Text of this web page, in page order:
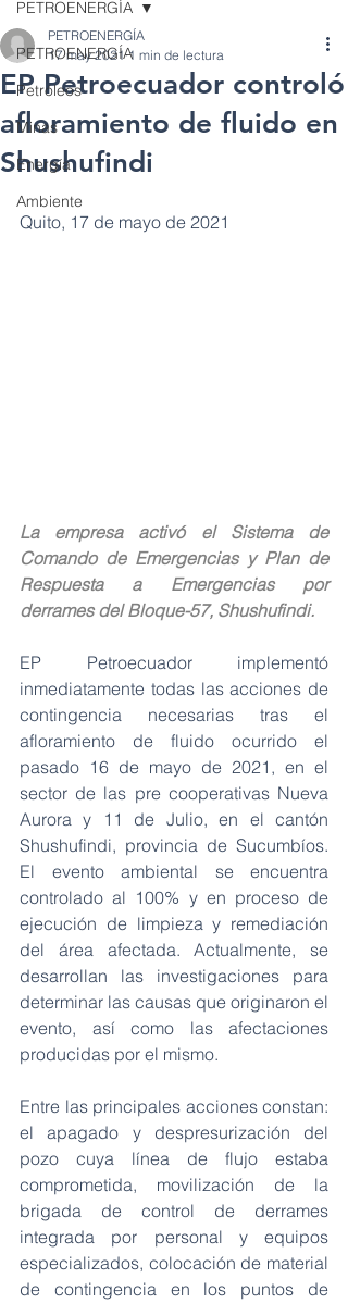
PETROENERGÍA
Petróleos
Minas
Energía
Ambiente
PETROENERGÍA
EP Petroecuador controló
afloramiento de fluido en
Shushufindi
PETROENERGÍA
17 may 2021 1 min de lectura
Quito, 17 de mayo de 2021
La empresa activó el Sistema de
Comando de Emergencias y Plan de
Respuesta a Emergencias por
derrames del Bloque-57, Shushufindi.
EP Petroecuador implementó
inmediatamente todas las acciones de
contingencia necesarias tras el
afloramiento de fluido ocurrido el
pasado 16 de mayo de 2021, en el
sector de las pre cooperativas Nueva
Aurora y 11 de Julio, en el cantón
Shushufindi, provincia de Sucumbíos.
El evento ambiental se encuentra
controlado al 100% y en proceso de
ejecución de limpieza y remediación
del área afectada. Actualmente, se
desarrollan las investigaciones para
determinar las causas que originaron el
evento, así como las afectaciones
producidas por el mismo.
Entre las principales acciones constan:
el apagado y despresurización del
pozo cuya línea de flujo estaba
comprometida, movilización de la
brigada de control de derrames
integrada por personal y equipos
especializados, colocación de material
de contingencia en los puntos de